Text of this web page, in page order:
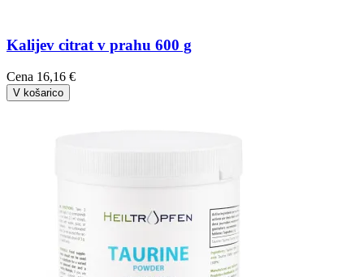
Kalijev citrat v prahu 600 g
Cena 16,16 €
V košarico